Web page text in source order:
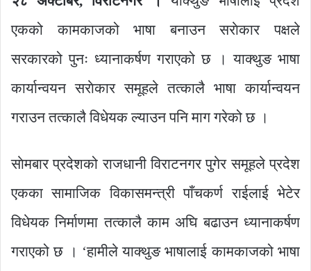
एकको कामकाजको भाषा बनाउन सराेकार पक्षले
सरकारको पुनः ध्यानाकर्षण गराएको छ । याक्थुङ भाषा
कार्यान्वयन सराेकार समूहले तत्कालै भाषा कार्यान्वयन
गराउन तत्कालै विधेयक ल्याउन पनि माग गरेको छ ।
साेमबार प्रदेशको राजधानी विराटनगर पुगेर समूहले प्रदेश
एकका सामाजिक विकासमन्त्री पाँचकर्ण राईलाई भेटेर
विधेयक निर्माणमा तत्कालै काम अघि बढाउन ध्यानाकर्षण
गराएको छ । ‘हामीले याक्थुङ भाषालाई कामकाजको भाषा